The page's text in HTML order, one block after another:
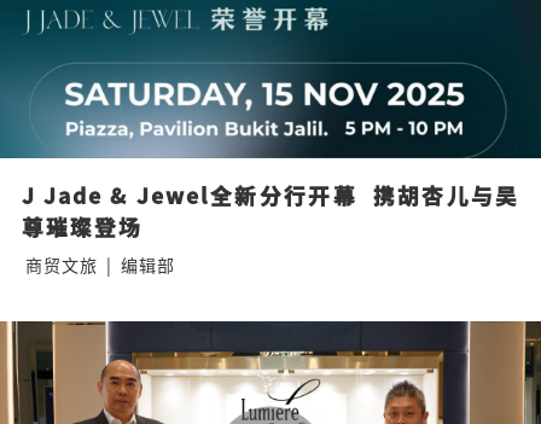
J Jade & Jewel全新分行开幕  携胡杏儿与吴
尊璀璨登场
商贸文旅 | 编辑部